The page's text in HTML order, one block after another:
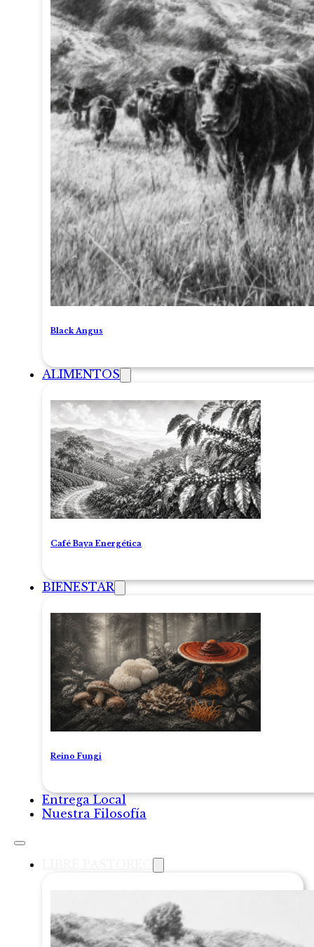
Black Angus
ALIMENTOS
Café Baya Energética
BIENESTAR
Reino Fungi
Entrega Local
Nuestra Filosofía